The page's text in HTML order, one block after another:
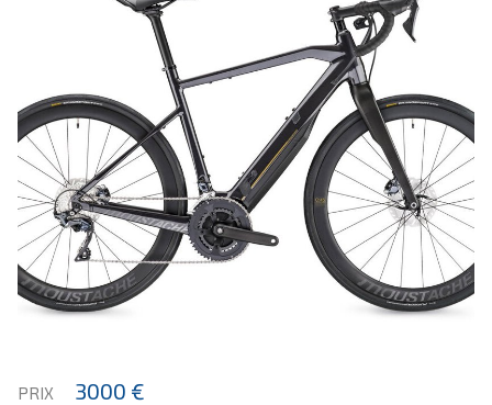
PRIX 3000 €